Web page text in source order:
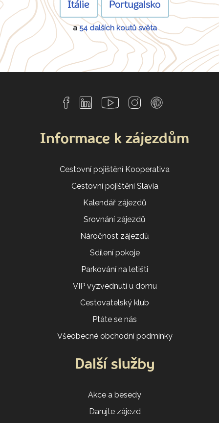
Itálie Portugalsko
a54 dalších koutů světa
Informace k zájezdům
Cestovní pojištění Kooperativa
Cestovní pojištění Slavia
Kalendář zájezdů
Srovnání zájezdů
Náročnost zájezdů
Sdílení pokoje
Parkování na letišti
VIP vyzvednutí u domu
Cestovatelský klub
Ptáte se nás
Všeobecné obchodní podmínky
Další služby
Akce a besedy
Darujte zájezd